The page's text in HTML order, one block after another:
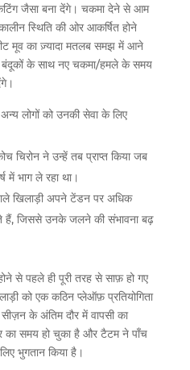
जैसा बना देंगे। चकमा देने से आम
स्थिति की ओर आकर्षित होने
मूव का ज़्यादा मतलब समझ में आने
बंदूकों के साथ नए चकमा/हमले के समय
लोगों को उनकी सेवा के लिए
चिरोन ने उन्हें तब प्राप्त किया जब
में भाग ले रहा था।
खिलाड़ी अपने टेंडन पर अधिक
हैं, जिससे उनके जलने की संभावना बढ़
से पहले ही पूरी तरह से साफ़ हो गए
को एक कठिन प्लेऑफ़ प्रतियोगिता
के अंतिम दौर में वापसी का
का समय हो चुका है और टैटम ने पाँच
भुगतान किया है।